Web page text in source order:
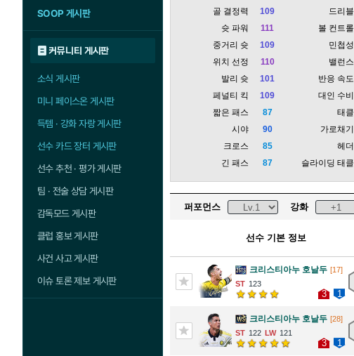
SOOP 게시판
커뮤니티 게시판
소식 게시판
미니 페이스온 게시판
득템 · 강화 자랑 게시판
선수 카드 장터 게시판
선수 추천 · 평가 게시판
팀 · 전술 상담 게시판
감독모드 게시판
클럽 홍보 게시판
사건 사고 게시판
이슈 토론 제보 게시판
골 결정력
109
슛 파워
111
중거리 슛
109
위치 선정
110
발리 슛
101
페널티 킥
109
짧은 패스
87
시야
90
크로스
85
긴 패스
87
드리블
볼 컨트롤
민첩성
밸런스
반응 속도
대인 수비
태클
가로채기
헤더
슬라이딩 태클
퍼포먼스 강화
선수 기본 정보
크리스티아누 호날두 [17]
123
3 1
크리스티아누 호날두 [28]
122
121
3 1